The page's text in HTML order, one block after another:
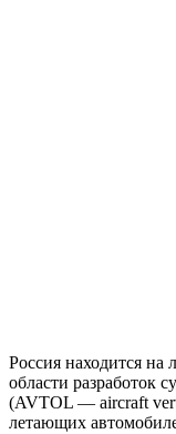
Россия находится
области разработок
(AVTOL — aircraft
летающих